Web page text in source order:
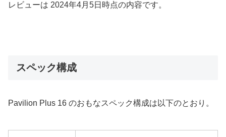
レビューは 2024年4月5日時点の内容です。
スペック構成
Pavilion Plus 16 のおもなスペック構成は以下のとおり。